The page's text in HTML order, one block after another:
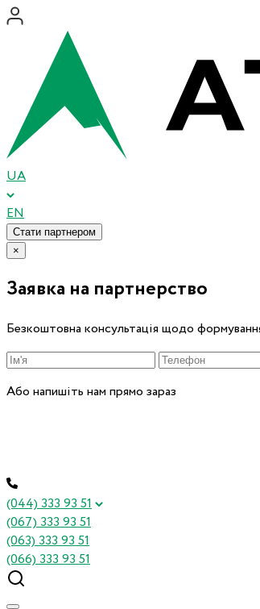
UA
EN
Стати партнером
×
Заявка на партнерство
Безкоштовна консультація щодо
Або напишіть нам прямо зараз
(044) 333 93 51
(067) 333 93 51
(063) 333 93 51
(066) 333 93 51